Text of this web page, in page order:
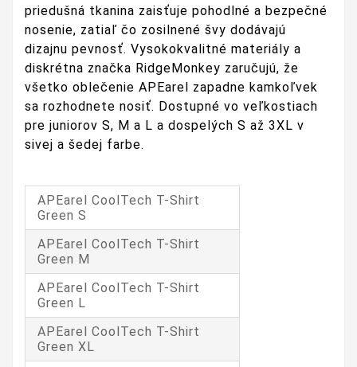
priedušná tkanina zaisťuje pohodlné a bezpečné
nosenie, zatiaľ čo zosilnené švy dodávajú
dizajnu pevnosť. Vysokokvalitné materiály a
diskrétna značka RidgeMonkey zaručujú, že
všetko oblečenie APEarel zapadne kamkoľvek
sa rozhodnete nosiť. Dostupné vo veľkostiach
pre juniorov S, M a L a dospelých S až 3XL v
sivej a šedej farbe.
APEarel CoolTech T-Shirt
Green S
APEarel CoolTech T-Shirt
Green M
APEarel CoolTech T-Shirt
Green L
APEarel CoolTech T-Shirt
Green XL